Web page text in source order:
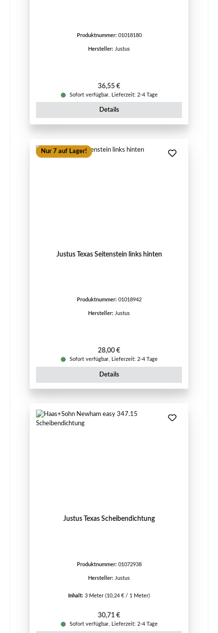
Produktnummer: 01018180
Hersteller: Justus
Regulärer Preis:
36,55 €
Sofort verfügbar, Lieferzeit: 2-4 Tage
Details
Nur 7 auf Lager!
Justus Texas Seitenstein links hinten
Produktnummer: 01018942
Hersteller: Justus
Regulärer Preis:
28,00 €
Sofort verfügbar, Lieferzeit: 2-4 Tage
Details
Justus Texas Scheibendichtung
Produktnummer: 01072938
Hersteller: Justus
Inhalt: 3 Meter (10,24 € / 1 Meter)
Regulärer Preis:
30,71 €
Sofort verfügbar, Lieferzeit: 2-4 Tage